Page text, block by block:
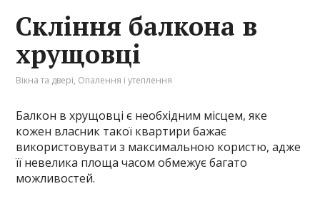
Скління балкона в
хрущовці
Вікна та двері, Опалення і утеплення
Балкон в хрущовці є необхідним місцем, яке
кожен власник такої квартири бажає
використовувати з максимальною користю, адже
її невелика площа часом обмежує багато
можливостей.